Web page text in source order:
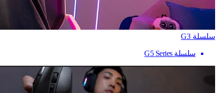
سلسلة G3
سلسلة G5 Series